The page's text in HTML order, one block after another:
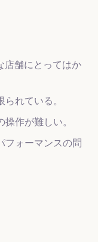
店舗にとってはか
れている。
作が難しい。
フォーマンスの問